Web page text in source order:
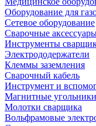
Оборудование для
Сетевое оборудование
Сварочные
Инструменты
Электрододержатели
Клеммы заземления
Сварочный кабель
Инструмент и
Магнитные угольники
Молотки сварщика
Вольфрамовые